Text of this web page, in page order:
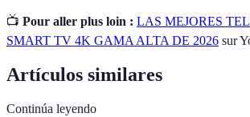
📺 Pour aller plus loin : LAS MEJORES
SMART TV 4K GAMA ALTA DE 2026 sur
Artículos similares
Continúa leyendo